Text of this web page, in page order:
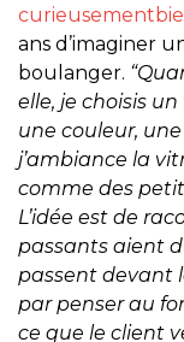
ans d’imaginer
boulanger.
elle, je choisis
une couleur,
j’ambiance la
comme des
L’idée est de
passants aient
passent devant
par penser au
ce que le client